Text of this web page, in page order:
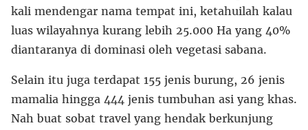
kali mendengar nama tempat ini, ketahuilah kalau
luas wilayahnya kurang lebih 25.000 Ha yang 40%
diantaranya di dominasi oleh vegetasi sabana.
Selain itu juga terdapat 155 jenis burung, 26 jenis
mamalia hingga 444 jenis tumbuhan asi yang khas.
Nah buat sobat travel yang hendak berkunjung